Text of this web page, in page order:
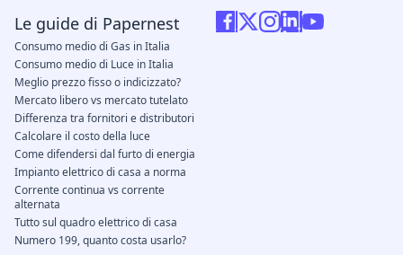
Le guide di Papernest
Consumo medio di Gas in Italia
Consumo medio di Luce in Italia
Meglio prezzo fisso o indicizzato?
Mercato libero vs mercato tutelato
Differenza tra fornitori e distributori
Calcolare il costo della luce
Come difendersi dal furto di energia
Impianto elettrico di casa a norma
Corrente continua vs corrente
alternata
Tutto sul quadro elettrico di casa
Numero 199, quanto costa usarlo?